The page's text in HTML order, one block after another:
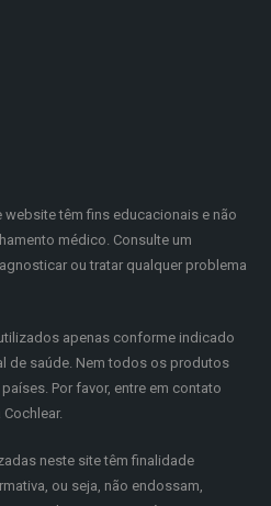
têm fins educacionais e não
médico. Consulte um
ou tratar qualquer problema
apenas conforme indicado
de saúde. Nem todos os produtos
Por favor, entre em contato
neste site têm finalidade
ou seja, não endossam,